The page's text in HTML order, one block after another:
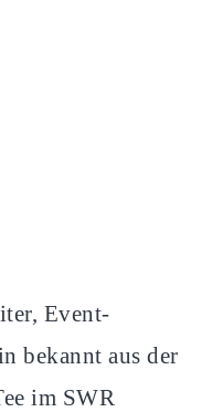
Event-
bekannt aus der
im SWR